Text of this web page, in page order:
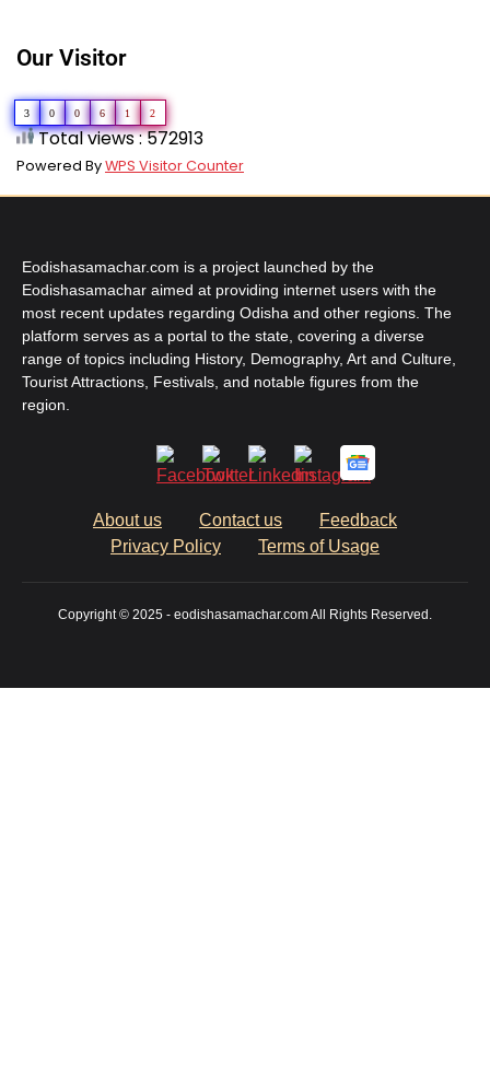
Our Visitor
3 0 0 6 1 2
Total views : 572913
Powered ByWPS Visitor Counter
Eodishasamachar.com is a project launched by the
Eodishasamachar aimed at providing internet users with the
most recent updates regarding Odisha and other regions. The
platform serves as a portal to the state, covering a diverse
range of topics including History, Demography, Art and Culture,
Tourist Attractions, Festivals, and notable figures from the
region.
About us Contact us
Feedback
Privacy Policy
Terms of Usage
Copyright © 2025 - eodishasamachar.com All Rights Reserved.